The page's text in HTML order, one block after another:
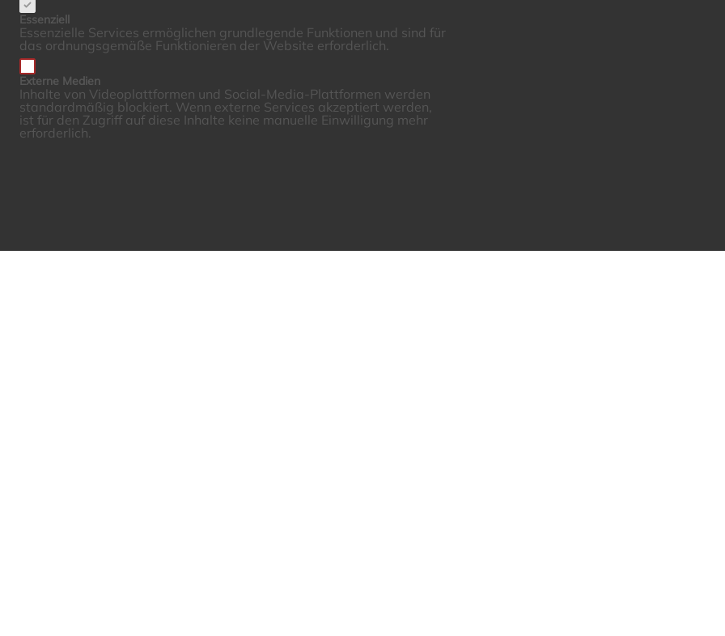
Essenziell
Essenzielle Services ermöglichen grundlegende Funktionen und sind für
das ordnungsgemäße Funktionieren der Website erforderlich.
Externe Medien
Inhalte von Videoplattformen und Social-Media-Plattformen werden
standardmäßig blockiert. Wenn externe Services akzeptiert werden,
ist für den Zugriff auf diese Inhalte keine manuelle Einwilligung mehr
erforderlich.